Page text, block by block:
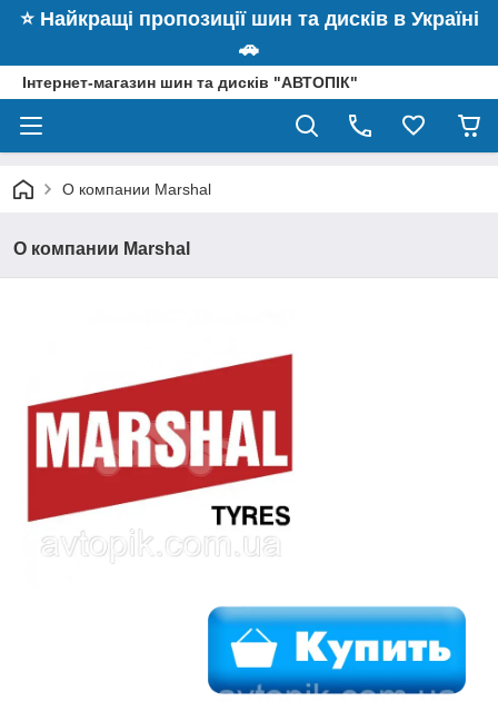
⭐️ Найкращі пропозиції шин та дисків в Україні
🚗
Інтернет-магазин шин та дисків "АВТОПІК"
О компании Marshal
О компании Marshal